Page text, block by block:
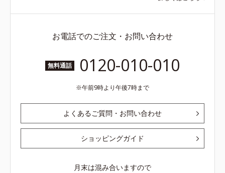
お電話でのご注文・お問い合わせ
無料通話 0120-010-010
午前9時より午後7時まで
よくあるご質問・お問い合わせ
ショッピングガイド
月末は混み合いますので